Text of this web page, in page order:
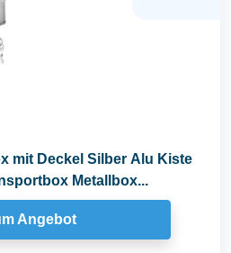
mit Deckel Silber Alu Kiste
Metallbox...
Angebot